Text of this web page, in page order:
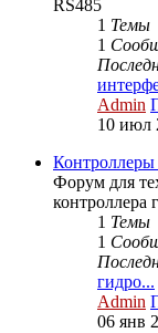
RS485
1 Темы
1
Admin
10 июл
Форум для
контроллера
1 Темы
1
гидро...
Admin
06 янв